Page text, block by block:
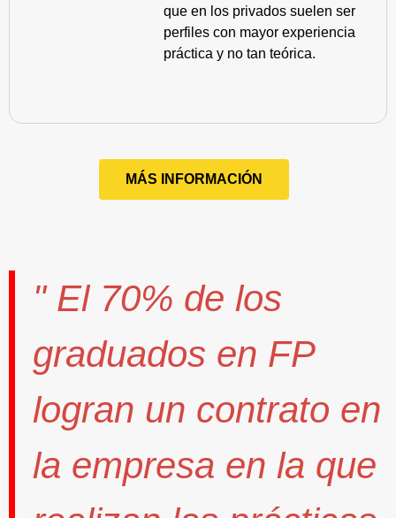
que en los privados suelen ser
perfiles con mayor experiencia
práctica y no tan teórica.
MÁS INFORMACIÓN
" El 70% de los
graduados en FP
logran un contrato en
la empresa en la que